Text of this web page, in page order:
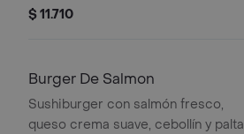
fusionando lo mejor del sushi y la
$ 11.710
Burger De Salmon
Sushiburger con salmón fresco,
queso crema suave, cebollín y palta